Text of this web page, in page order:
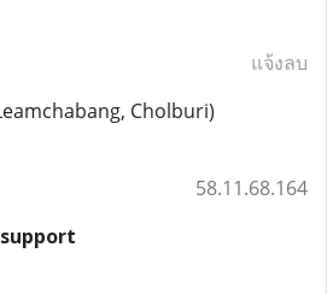
แจ้งลบ
Cholburi)
58.11.68.164